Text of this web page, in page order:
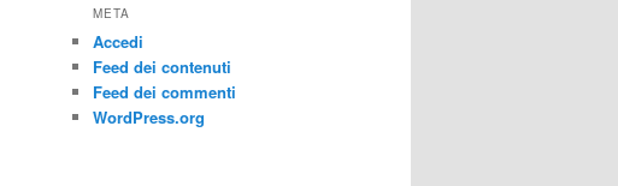
META
Accedi
Feed dei contenuti
Feed dei commenti
WordPress.org